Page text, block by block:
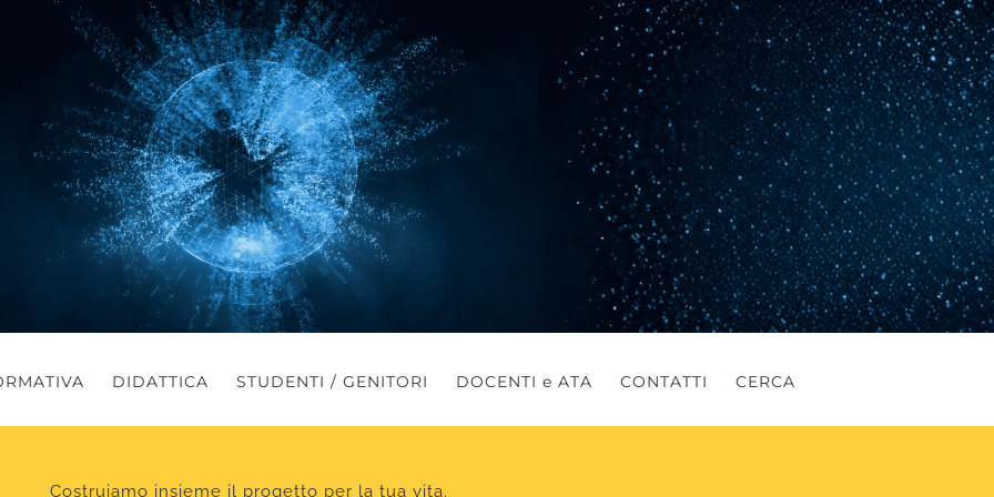
DIDATTICA STUDENTI / GENITORI DOCENTI e ATA CONTATTI CERCA
Costruiamo insieme il progetto per la tua vita.